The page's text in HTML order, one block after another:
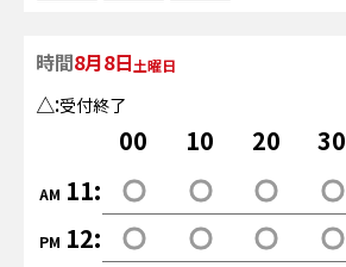
時間8月8日土曜日
:受付終了
00 10 20 30
AM 11:
PM 12: